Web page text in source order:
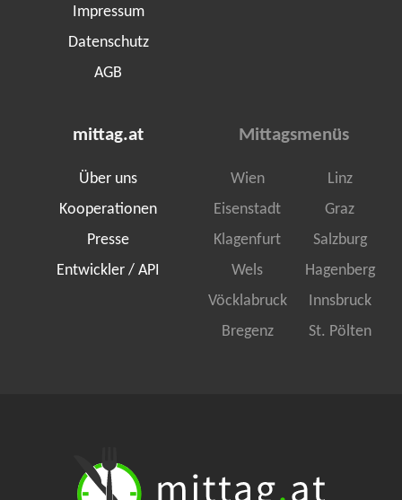
Impressum
Datenschutz
AGB
mittag.at
Über uns
Kooperationen
Presse
Entwickler / API
Mittagsmenüs
Wien
Linz
Eisenstadt
Graz
Klagenfurt
Salzburg
Wels
Hagenberg
Vöcklabruck
Innsbruck
Bregenz
St. Pölten